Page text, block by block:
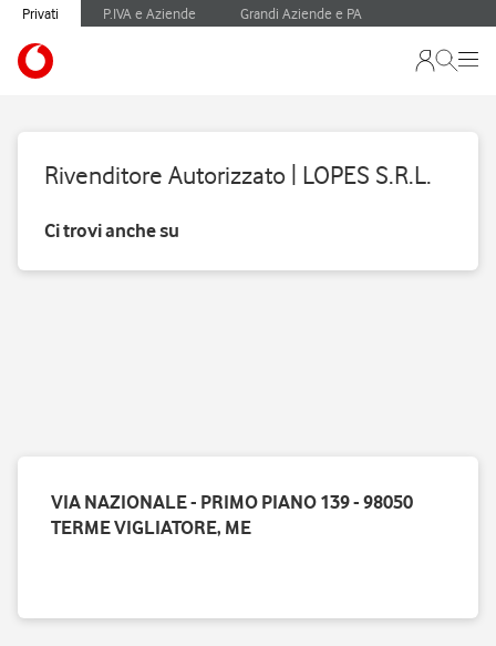
Privati P.IVA e Aziende Grandi Aziende e PA
Rivenditore Autorizzato | LOPES S.R.L.
Ci trovi anche su
VIA NAZIONALE - PRIMO PIANO 139 - 98050
TERME VIGLIATORE, ME